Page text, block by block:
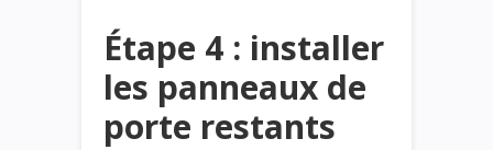
Étape 4 : installer
les panneaux de
porte restants